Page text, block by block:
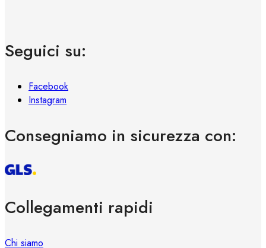
Seguici su:
Facebook
Instagram
Consegniamo in sicurezza con:
Collegamenti rapidi
Chi siamo